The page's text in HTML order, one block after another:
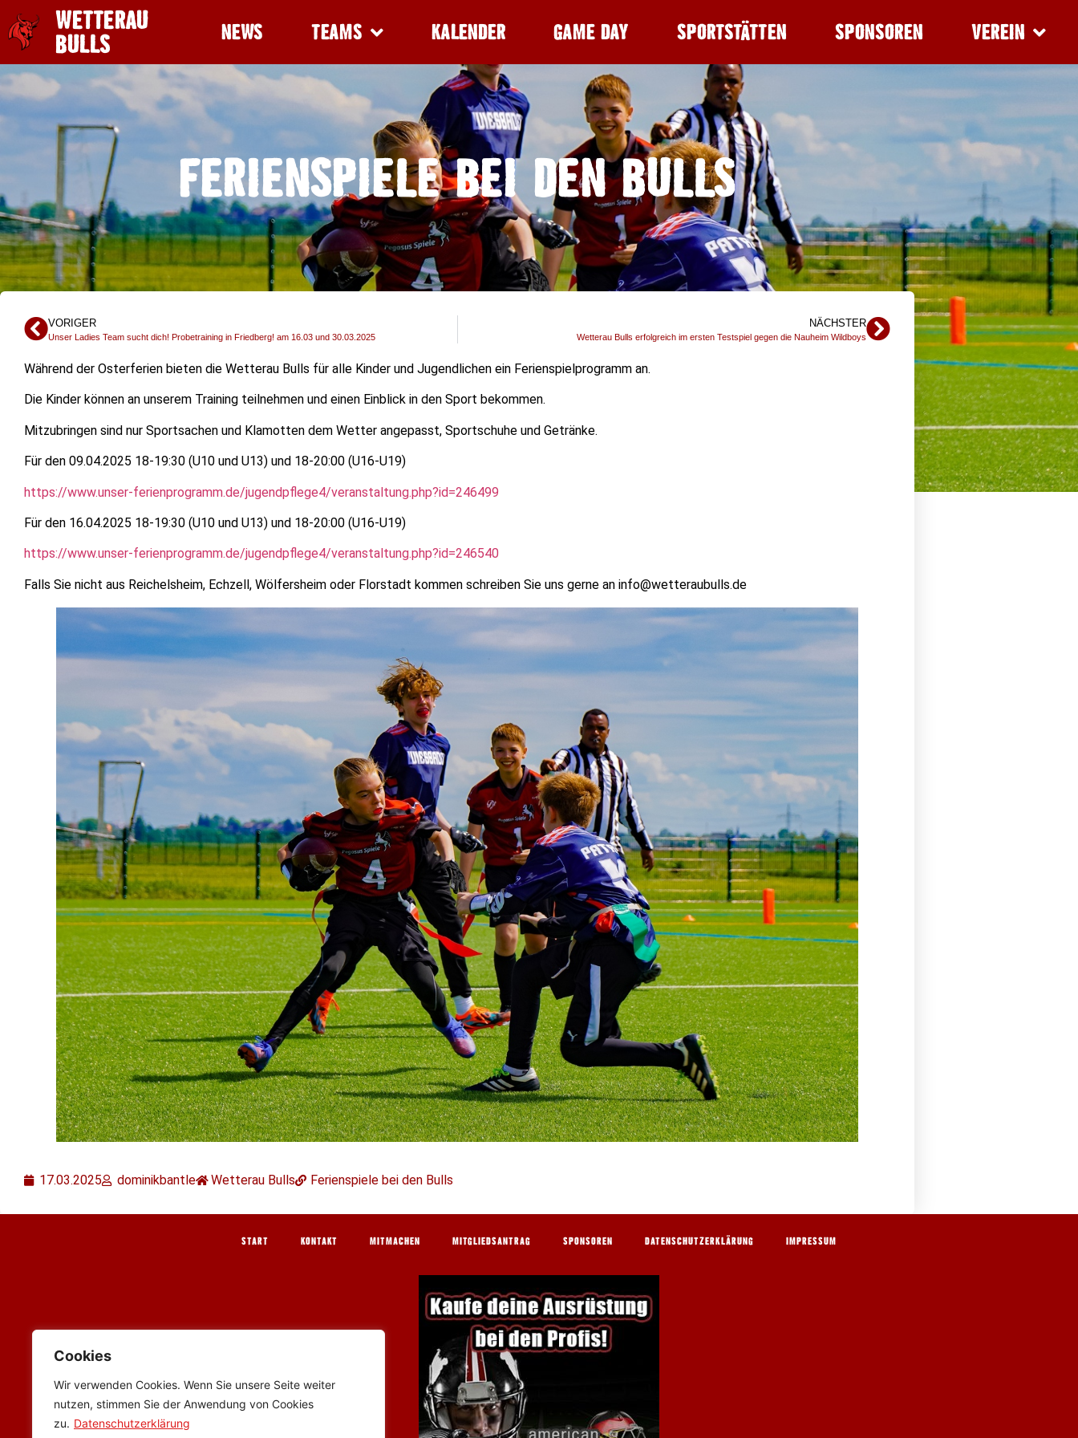
Cookies
Wir verwenden Cookies. Wenn Sie unsere Seite weiter
nutzen, stimmen Sie der Anwendung von Cookies
zu. Datenschutzerklärung
WETTERAU
BULLS NEWS TEAMS KALENDER GAME DAY SPORTSTÄTTEN SPONSOREN VEREIN
FERIENSPIELE BEI DEN BULLS
VORIGER
Unser Ladies Team sucht dich! Probetraining in Friedberg! am 16.03 und 30.03.2025
NÄCHSTER
Wetterau Bulls erfolgreich im ersten Testspiel gegen die Nauheim Wildboys
Während der Osterferien bieten die Wetterau Bulls für alle Kinder und Jugendlichen ein Ferienspielprogramm an.
Die Kinder können an unserem Training teilnehmen und einen Einblick in den Sport bekommen.
Mitzubringen sind nur Sportsachen und Klamotten dem Wetter angepasst, Sportschuhe und Getränke.
Für den 09.04.2025 18-19:30 (U10 und U13) und 18-20:00 (U16-U19)
https://www.unser-ferienprogramm.de/jugendpflege4/veranstaltung.php?id=246499
Für den 16.04.2025 18-19:30 (U10 und U13) und 18-20:00 (U16-U19)
https://www.unser-ferienprogramm.de/jugendpflege4/veranstaltung.php?id=246540
Falls Sie nicht aus Reichelsheim, Echzell, Wölfersheim oder Florstadt kommen schreiben Sie uns gerne an info@wetteraubulls.de
17.03.2025 dominikbantle Wetterau Bulls Ferienspiele bei den Bulls
START KONTAKT MITMACHEN MITGLIEDSANTRAG SPONSOREN DATENSCHUTZERKLÄRUNG IMPRESSUM